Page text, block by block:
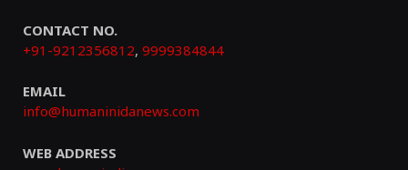
CONTACT NO.
+91-9212356812, 9999384844
EMAIL
info@humaninidanews.com
WEB ADDRESS